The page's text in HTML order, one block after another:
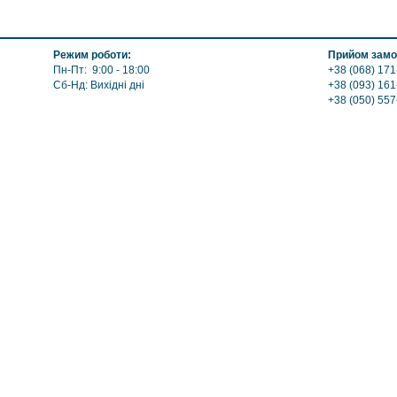
Шибер (Кагла): Нет
Режим роботи:
Пн-Пт: 9:00 - 18:00
Сб-Нд: Вихідні дні
Прийом
+38 (068)
+38 (093)
+38 (050)